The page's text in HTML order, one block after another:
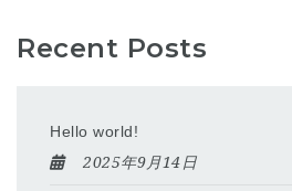
Recent Posts
Hello world!
2025年9月14日